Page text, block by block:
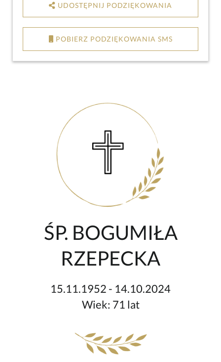
UDOSTĘPNIJ PODZIĘKOWANIA
POBIERZ PODZIĘKOWANIA SMS
ŚP. BOGUMIŁA
RZEPECKA
15.11.1952 - 14.10.2024
Wiek: 71 lat